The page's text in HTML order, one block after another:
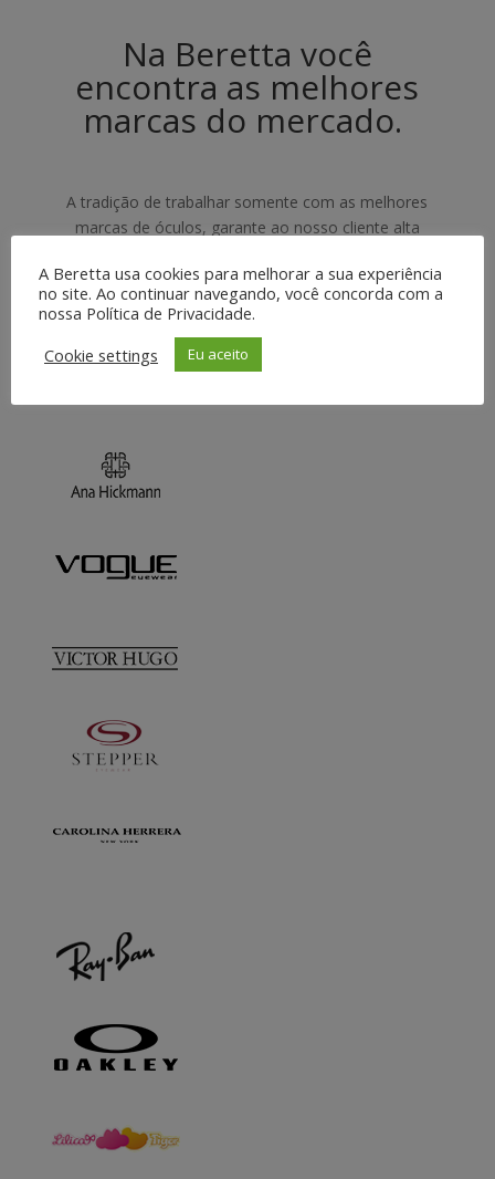
Na Beretta você
encontra as melhores
marcas do mercado.
A tradição de trabalhar somente com as melhores
marcas de óculos, garante ao nosso cliente alta
de óculos da Serra Gaúcha. Venha nos visitar em um
de nossos 3 endereços, fale com uma de nossas
perfeito para o seu rosto.
A Beretta usa cookies para melhorar a sua experiência
no site. Ao continuar navegando, você concorda com a
nossa Política de Privacidade.
Cookie settings
Eu aceito